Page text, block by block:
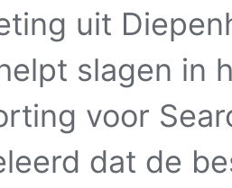
uit
slagen in
voor
dat de